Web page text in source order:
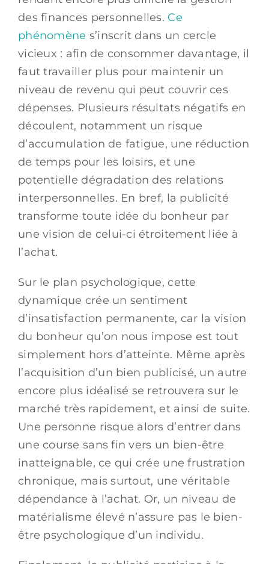
des finances personnelles. Ce
phénomène s’inscrit dans un cercle
vicieux : afin de consommer davantage, il
faut travailler plus pour maintenir un
niveau de revenu qui peut couvrir ces
dépenses. Plusieurs résultats négatifs en
découlent, notamment un risque
d’accumulation de fatigue, une réduction
de temps pour les loisirs, et une
potentielle dégradation des relations
interpersonnelles. En bref, la publicité
transforme toute idée du bonheur par
une vision de celui-ci étroitement liée à
l’achat.
Sur le plan psychologique, cette
dynamique crée un sentiment
d’insatisfaction permanente, car la vision
du bonheur qu’on nous impose est tout
simplement hors d’atteinte. Même après
l’acquisition d’un bien publicisé, un autre
encore plus idéalisé se retrouvera sur le
marché très rapidement, et ainsi de suite.
Une personne risque alors d’entrer dans
une course sans fin vers un bien-être
inatteignable, ce qui crée une frustration
chronique, mais surtout, une véritable
dépendance à l’achat. Or, un niveau de
matérialisme élevé n’assure pas le bien-
être psychologique d’un individu.